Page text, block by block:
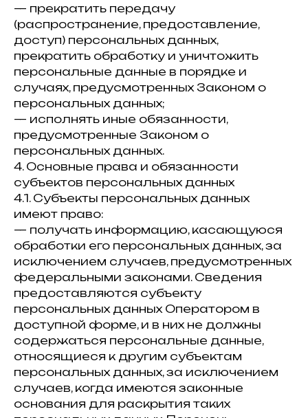
— прекратить передачу
(распространение, предоставление,
доступ) персональных данных,
прекратить обработку и уничтожить
персональные данные в порядке и
случаях, предусмотренных Законом о
персональных данных;
— исполнять иные обязанности,
предусмотренные Законом о
персональных данных.
4. Основные права и обязанности
субъектов персональных данных
4.1. Субъекты персональных данных
имеют право:
— получать информацию, касающуюся
обработки его персональных данных, за
исключением случаев, предусмотренных
федеральными законами. Сведения
предоставляются субъекту
персональных данных Оператором в
доступной форме, и в них не должны
содержаться персональные данные,
относящиеся к другим субъектам
персональных данных, за исключением
случаев, когда имеются законные
основания для раскрытия таких